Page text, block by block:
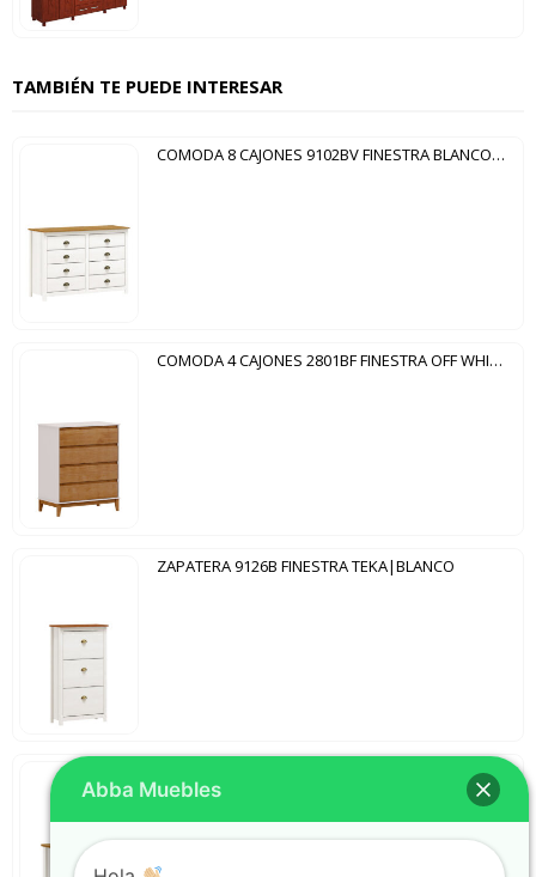
TAMBIÉN TE PUEDE INTERESAR
COMODA 8 CAJONES 9102BV FINESTRA BLANCO|CARVALLO
COMODA 4 CAJONES 2801BF FINESTRA OFF WHITE|FREIJO
ZAPATERA 9126B FINESTRA TEKA|BLANCO
MESA DE LUZ 9100BV FINESTRA BLANCO|CARVALLO
Abba Muebles